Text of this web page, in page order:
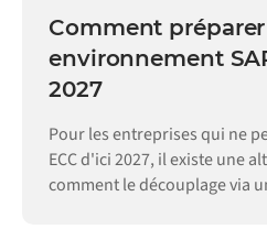
Comment
environnement
2027
Pour les entreprises qui ne
ECC d'ici 2027, il existe une
comment le découplage via